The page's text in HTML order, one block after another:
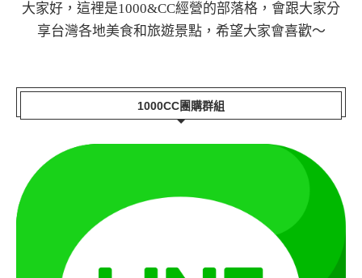
大家好，這裡是1000&CC經營的部落格，會跟大家分
享台灣各地美食和旅遊景點，希望大家會喜歡～
1000CC團購群組